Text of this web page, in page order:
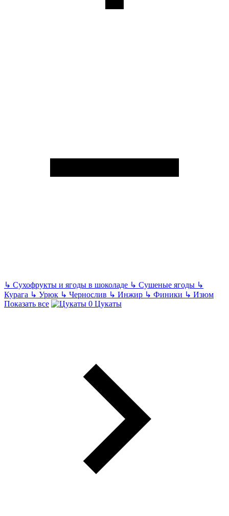
↳ Сухофрукты и ягоды в шоколаде ↳ Сушеные ягоды ↳
Курага ↳ Урюк ↳ Чернослив ↳ Инжир ↳ Финики ↳ Изюм
Показать все
Цукаты